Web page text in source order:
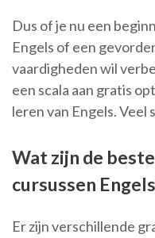
Dus of je nu een
Engels of een
vaardigheden wil
een scala aan gratis
leren van Engels. Veel
Wat zijn de
cursussen
Er zijn verschillende